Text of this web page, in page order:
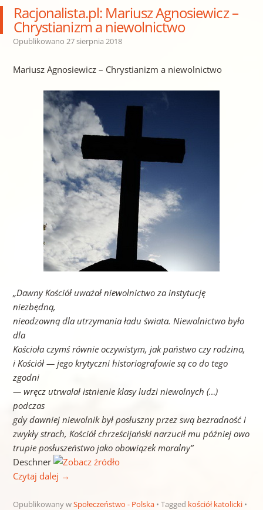
Racjonalista.pl: Mariusz Agnosiewicz –
Chrystianizm a niewolnictwo
Opublikowano 27 sierpnia 2018
Mariusz Agnosiewicz – Chrystianizm a niewolnictwo
„Dawny Kościół uważał niewolnictwo za instytucję
niezbędną,
nieodzowną dla utrzymania ładu świata. Niewolnictwo było
dla
Kościoła czymś równie oczywistym, jak państwo czy rodzina,
i Kościół — jego krytyczni historiografowie są co do tego
zgodni
— wręcz utrwalał istnienie klasy ludzi niewolnych (…)
podczas
gdy dawniej niewolnik był posłuszny przez swą bezradność i
zwykły strach, Kościół chrześcijański narzucił mu później owo
trupie posłuszeństwo jako obowiązek moralny”
Deschner
Czytaj dalej →
Opublikowany wSpołeczeństwo - Polska Tagged kościół katolicki